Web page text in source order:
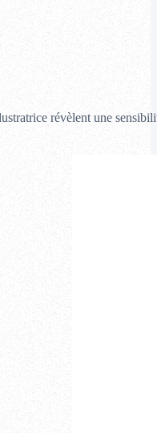
révèlent une